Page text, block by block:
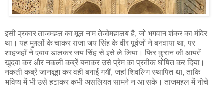
इसी प्रकार ताजमहल का मूल नाम तेजोमहालय है, जो भगवान शंकर का मंदिर
था। यह मुग़लों के चाकर राजा जय सिंह के वीर पूर्वजों ने बनवाया था, पर
शाहजहाँ ने दबाव डालकर जय सिंह से इसे ले लिया। फिर कुरान की आयतें
खुदवा कर और नकली कब्रें बनाकर उसे प्रेम का प्रतीक घोषित कर दिया।
नकली कब्रें जानबूझ कर वहीं बनाई गयीं, जहां शिवलिंग स्थापित था, ताकि
भविष्य में भी उसे हटाकर कभी असलियत सामने न आ सके। ताजमहल में नीचे